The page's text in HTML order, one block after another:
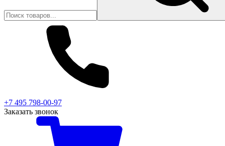
+7 495 798-00-97
Заказать звонок